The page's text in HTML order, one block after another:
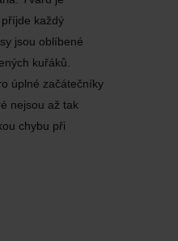
každý
jsou oblíbené
kuřáků.
úplné začátečníky
nejsou až tak
chybu při